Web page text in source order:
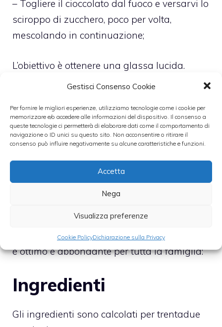
Gestisci Consenso Cookie
Per fornire le migliori esperienze, utilizziamo tecnologie come i cookie per
memorizzare e/o accedere alle informazioni del dispositivo. Il consenso a
queste tecnologie ci permetterà di elaborare dati come il comportamento di
navigazione o ID unici su questo sito. Non acconsentire o ritirare il
consenso può influire negativamente su alcune caratteristiche e funzioni.
Accetta
Nega
Visualizza preferenze
Cookie PolicyDichiarazione sulla Privacy
– Togliere il cioccolato dal fuoco e versarvi lo
sciroppo di zucchero, poco per volta,
mescolando in continuazione;
L’obiettivo è ottenere una glassa lucida.
pareggiandola con la lama di un grosso
coltello, rivestendo la superficie e i bordi;
Ecco un dessert che si prepara in un’ora, ed
è ottimo e abbondante per tutta la famiglia:
Ingredienti
Gli ingredienti sono calcolati per trentadue